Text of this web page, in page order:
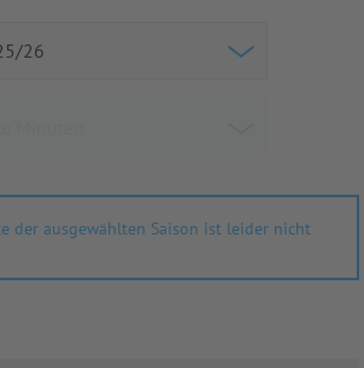
der ausgewählten Saison ist leider nicht